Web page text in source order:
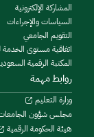
المشاركة الإلكترونية
السياسات والإجراءات
التقويم الجامعي
اتفاقية مستوى الخدمة
المكتبة الرقمية
روابط مهمة
وزارة التعليم
مجلس شؤون
هيئة الحكومة الرقمية